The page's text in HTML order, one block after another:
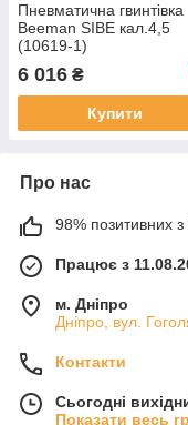
Пневматична гвинтівка
Beeman SIBE кал.4,5
(10619-1)
6 016 ₴
Купити
Про нас
98% позитивних з
Працює з
м. Дніпро
Дніпро, вул.
Контакти
Сьогодні
Показати весь